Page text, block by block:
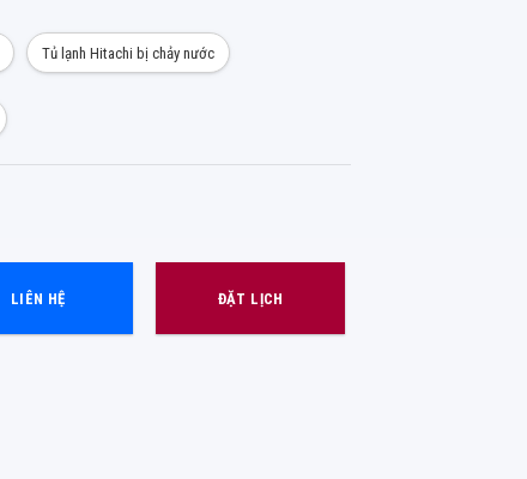
Tủ lạnh Hitachi bị chảy nước
LIÊN HỆ ĐẶT LỊCH